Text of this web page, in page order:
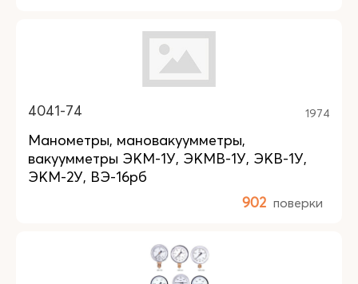
4041-74 1974
Манометры, мановакуумметры,
вакуумметры ЭКМ-1У, ЭКМВ-1У, ЭКВ-1У,
ЭКМ-2У, ВЭ-16рб
902 поверки